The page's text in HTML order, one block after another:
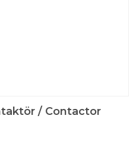
/ Contactor